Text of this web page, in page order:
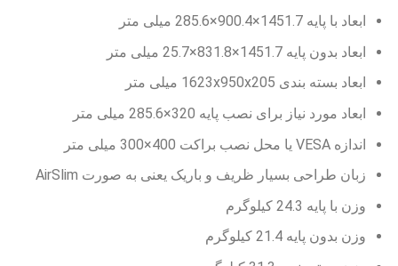
ابعاد با پایه 1451.7×900.4×285.6 میلی متر
ابعاد بدون پایه 1451.7×831.8×25.7 میلی متر
ابعاد بسته بندی 1623x950x205 میلی متر
ابعاد مورد نیاز برای نصب پایه 320×285.6 میلی متر
اندازه VESA یا محل نصب براکت 400×300 میلی متر
زبان طراحی بسیار ظریف و باریک یعنی به صورت AirSlim
وزن با پایه 24.3 کیلوگرم
وزن بدون پایه 21.4 کیلوگرم